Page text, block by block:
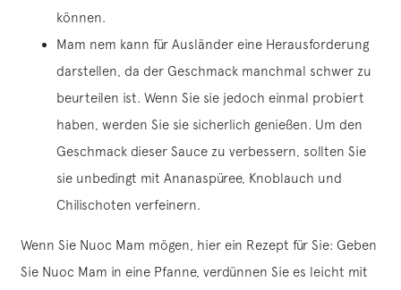
können.
Mam nem kann für Ausländer eine Herausforderung
darstellen, da der Geschmack manchmal schwer zu
beurteilen ist. Wenn Sie sie jedoch einmal probiert
haben, werden Sie sie sicherlich genießen. Um den
Geschmack dieser Sauce zu verbessern, sollten Sie
sie unbedingt mit Ananaspüree, Knoblauch und
Chilischoten verfeinern.
Wenn Sie Nuoc Mam mögen, hier ein Rezept für Sie: Geben
Sie Nuoc Mam in eine Pfanne, verdünnen Sie es leicht mit